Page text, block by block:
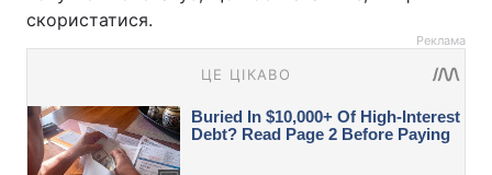
скористатися.
Реклама